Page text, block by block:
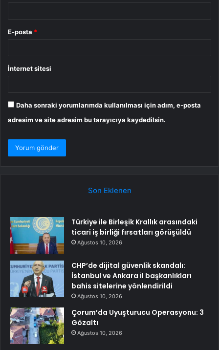
E-posta *
İnternet sitesi
Daha sonraki yorumlarımda kullanılması için adım, e-posta
adresim ve site adresim bu tarayıcıya kaydedilsin.
Son Eklenen
Türkiye ile Birleşik Krallık arasındaki
ticari iş birliği fırsatları görüşüldü
Ağustos 10, 2026
CHP’de dijital güvenlik skandalı:
İstanbul ve Ankara il başkanlıkları
bahis sitelerine yönlendirildi
Ağustos 10, 2026
Çorum’da Uyuşturucu Operasyonu: 3
Gözaltı
Ağustos 10, 2026